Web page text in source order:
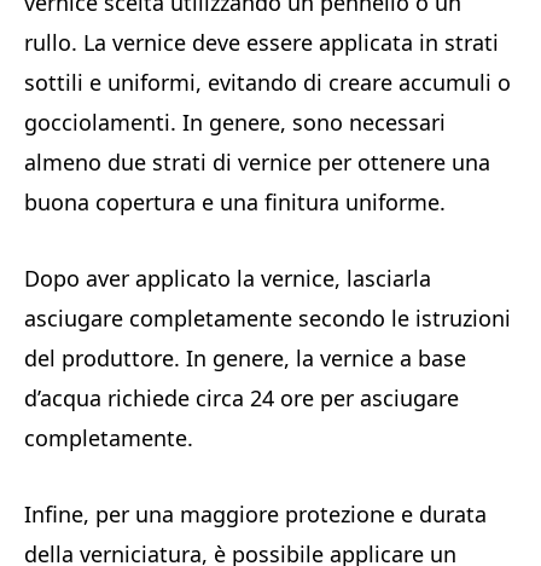
rullo. La vernice deve essere applicata in strati
sottili e uniformi, evitando di creare accumuli o
gocciolamenti. In genere, sono necessari
almeno due strati di vernice per ottenere una
buona copertura e una finitura uniforme.
Dopo aver applicato la vernice, lasciarla
asciugare completamente secondo le istruzioni
del produttore. In genere, la vernice a base
d’acqua richiede circa 24 ore per asciugare
completamente.
Infine, per una maggiore protezione e durata
della verniciatura, è possibile applicare un